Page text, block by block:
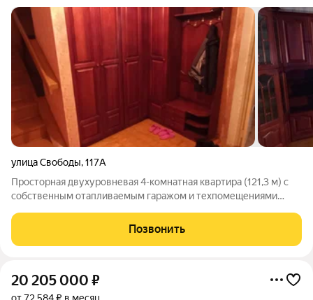
улица Свободы,117А
Просторная двухуровневая 4-комнатная квартира (121,3 м) с
собственным отапливаемым гаражом и техпомещениями
локации и дома: Всё рядом: Административные учреждения,
вузы, банки, больницы, магазины,
Позвонить
20 205 000 ₽